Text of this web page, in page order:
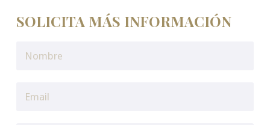
SOLICITA MÁS INFORMACIÓN